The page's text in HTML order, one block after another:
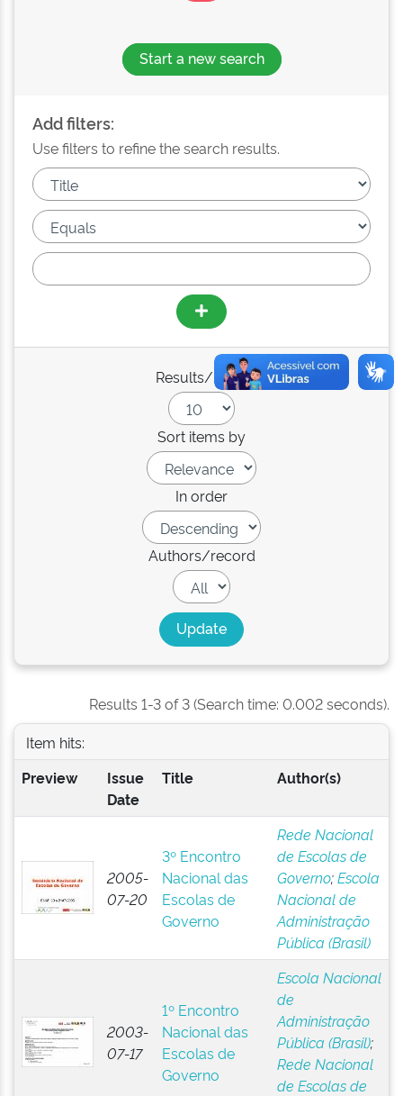
Start a new search
Add filters:
Use filters to refine the search results.
Results/Page
Sort items by
In order
Authors/record
Results 1-3 of 3 (Search time: 0.002 seconds).
Item hits:
Preview
Issue
Date
Title Author(s)
2005-
07-20
3º Encontro
Nacional das
Escolas de
Governo
Rede Nacional
de Escolas de
Governo;Escola
Nacional de
Administração
Pública (Brasil)
2003-
07-17
1º Encontro
Nacional das
Escolas de
Governo
Escola Nacional
de
Administração
Pública (Brasil);
Rede Nacional
de Escolas de